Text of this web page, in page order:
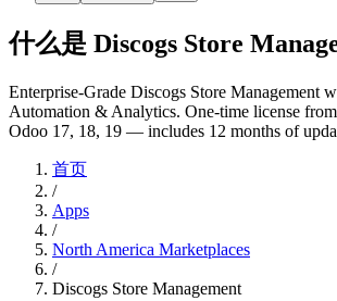
什么是 Discogs Store
Enterprise-Grade Discogs Store Management
Automation & Analytics. One-time license
Odoo 17, 18, 19 — includes 12 months of
首页
/
Apps
/
North America Marketplaces
/
Discogs Store Management